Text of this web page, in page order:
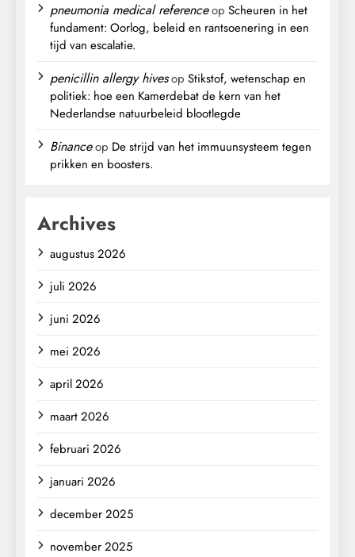
pneumonia medical referenceop Scheuren in het
fundament: Oorlog, beleid en rantsoenering in een
tijd van escalatie.
penicillin allergy hivesop Stikstof, wetenschap en
politiek: hoe een Kamerdebat de kern van het
Nederlandse natuurbeleid blootlegde
Binanceop De strijd van het immuunsysteem tegen
prikken en boosters.
Archives
augustus 2026
juli 2026
juni 2026
mei 2026
april 2026
maart 2026
februari 2026
januari 2026
december 2025
november 2025